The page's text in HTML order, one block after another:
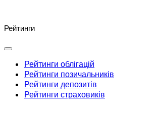
Рейтинги
Рейтинги облігацій
Рейтинги позичальників
Рейтинги депозитів
Рейтинги страховиків